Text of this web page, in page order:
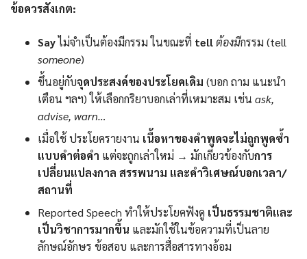
ข้อควรสังเกต:
Sayไม่จำเป็นต้องมีกรรม ในขณะที่ tell ต้องมีกรรม (tell
someone)
ขึ้นอยู่กับจุดประสงค์ของประโยคเดิม (บอก ถาม แนะนำ
เตือน ฯลฯ) ให้เลือกกริยาบอกเล่าที่เหมาะสม เช่น ask,
advise, warn…
เมื่อใช้ ประโยครายงาน เนื้อหาของคำพูดจะไม่ถูกพูดซ้ำ
แบบคำต่อคำ แต่จะถูกเล่าใหม่ → มักเกี่ยวข้องกับการ
เปลี่ยนแปลงกาล สรรพนาม และคำวิเศษณ์บอกเวลา/
สถานที่
Reported Speech ทำให้ประโยคฟังดู เป็นธรรมชาติและ
เป็นวิชาการมากขึ้น และมักใช้ในข้อความที่เป็นลาย
ลักษณ์อักษร ข้อสอบ และการสื่อสารทางอ้อม